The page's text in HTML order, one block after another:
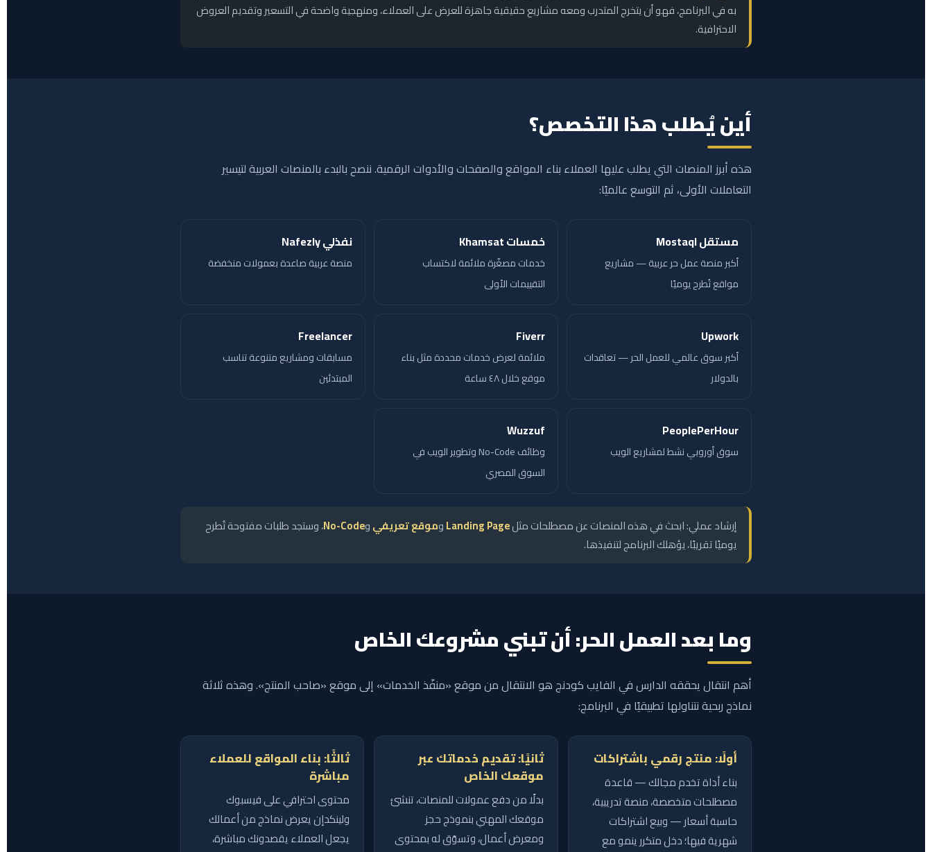
به في البرنامج، فهو أن يتخرج المتدرب ومعه مشاريع حقيقية جاهزة للعرض على العملاء، ومنهجية واضحة في التسعير وتقديم العروض
الاحترافية.
أين يُطلب هذا التخصص؟
هذه أبرز المنصات التي يطلب عليها العملاء بناء المواقع والصفحات والأدوات الرقمية. ننصح بالبدء بالمنصات العربية لتيسير
التعاملات الأولى، ثم التوسع عالميًا:
مستقل Mostaql
أكبر منصة عمل حر عربية — مشاريع
مواقع تُطرح يوميًا
خمسات Khamsat
خدمات مصغّرة ملائمة لاكتساب
التقييمات الأولى
نفذلي Nafezly
منصة عربية صاعدة بعمولات منخفضة
Upwork
أكبر سوق عالمي للعمل الحر — تعاقدات
بالدولار
Fiverr
ملائمة لعرض خدمات محددة مثل بناء
موقع خلال ٤٨ ساعة
Freelancer
مسابقات ومشاريع متنوعة تناسب
المبتدئين
PeoplePerHour
سوق أوروبي نشط لمشاريع الويب
Wuzzuf
وظائف No-Code وتطوير الويب في
السوق المصري
إرشاد عملي: ابحث في هذه المنصات عن مصطلحات مثلLanding Pageوموقع تعريفيوNo-Code، وستجد طلبات مفتوحة تُطرح
يوميًا تقريبًا، يؤهلك البرنامج لتنفيذها.
وما بعد العمل الحر: أن تبني مشروعك الخاص
أهم انتقال يحققه الدارس في الفايب كودنج هو الانتقال من موقع «منفّذ الخدمات» إلى موقع «صاحب المنتج». وهذه ثلاثة
نماذج ربحية نتناولها تطبيقيًا في البرنامج:
أولًا: منتج رقمي باشتراكات
بناء أداة تخدم مجالك — قاعدة
مصطلحات متخصصة، منصة تدريبية،
حاسبة أسعار — وبيع اشتراكات
شهرية فيها؛ دخل متكرر ينمو مع
ثانيًا: تقديم خدماتك عبر
موقعك الخاص
بدلًا من دفع عمولات للمنصات، تنشئ
موقعك المهني بنموذج حجز
ومعرض أعمال، وتسوّق له بمحتوى
ثالثًا: بناء المواقع للعملاء
مباشرة
محتوى احترافي على فيسبوك
ولينكدإن يعرض نماذج من أعمالك
يجعل العملاء يقصدونك مباشرة،